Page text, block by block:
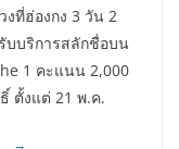
ที่ฮ่องกง 3 วัน 2
บบริการสลักชื่อบน
1 คะแนน 2,000
ตั้งแต่ 21 พ.ค.